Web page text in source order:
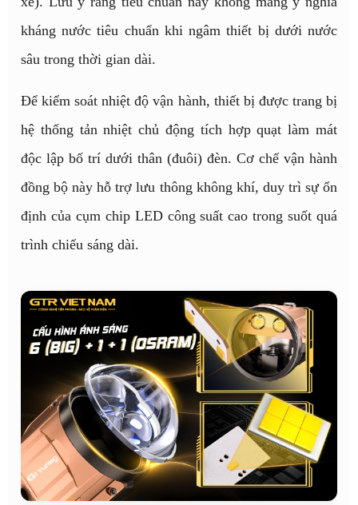
kháng nước tiêu chuẩn khi ngâm thiết bị dưới nước
sâu trong thời gian dài.
Để kiểm soát nhiệt độ vận hành, thiết bị được trang bị
hệ thống tản nhiệt chủ động tích hợp quạt làm mát
độc lập bố trí dưới thân (đuôi) đèn. Cơ chế vận hành
đồng bộ này hỗ trợ lưu thông không khí, duy trì sự ổn
định của cụm chip LED công suất cao trong suốt quá
trình chiếu sáng dài.